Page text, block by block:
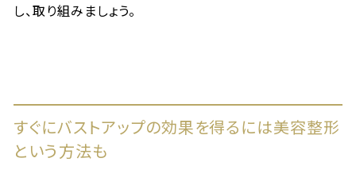
し、取り組みましょう。
すぐにバストアップの効果を得るには美容整形
という方法も